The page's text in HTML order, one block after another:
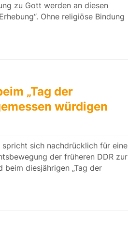
zu Gott werden an diesen
Ohne religiöse Bindung
„Tag der
würdigen
sich nachdrücklich für eine
der früheren DDR zur
diesjährigen „Tag der